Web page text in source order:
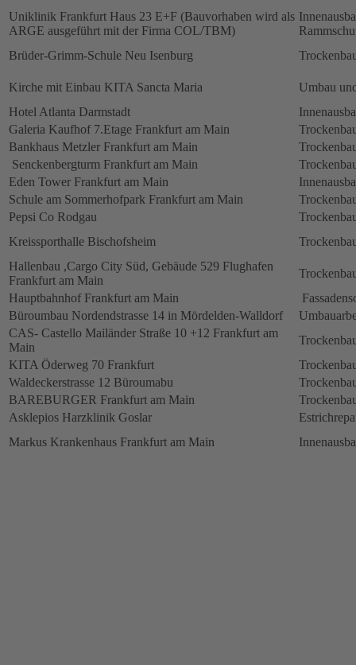
Uniklinik Frankfurt Haus 23 E+F (Bauvorhaben wird als
ARGE ausgeführt mit der Firma COL/TBM)
Brüder-Grimm-Schule Neu Isenburg
Kirche mit Einbau KITA Sancta Maria
Umbau
Hotel Atlanta Darmstadt
Galeria Kaufhof 7.Etage Frankfurt am Main
Bankhaus Metzler Frankfurt am Main
Senckenbergturm Frankfurt am Main
Eden Tower Frankfurt am Main
Schule am Sommerhofpark Frankfurt am Main
Pepsi Co Rodgau
Kreissporthalle Bischofsheim
Hallenbau ,Cargo City Süd, Gebäude 529 Flughafen
Frankfurt am Main
Hauptbahnhof Frankfurt am Main
Büroumbau Nordendstrasse 14 in Mördelden-Walldorf
CAS- Castello Mailänder Straße 10 +12 Frankfurt am
Main
KITA Öderweg 70 Frankfurt
Waldeckerstrasse 12 Büroumabu
BAREBURGER Frankfurt am Main
Asklepios Harzklinik Goslar
Markus Krankenhaus Frankfurt am Main